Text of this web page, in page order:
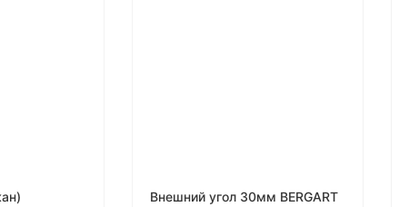
Внешний угол 30мм BERGART